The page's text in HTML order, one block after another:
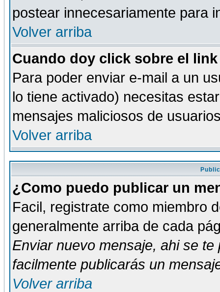
postear innecesariamente para
Volver arriba
Cuando doy click sobre el
Para poder enviar e-mail a un
lo tiene activado) necesitas
mensajes maliciosos de
Volver arriba
¿Como puedo publicar un
Facil, registrate como miembro
generalmente arriba de cada
Enviar nuevo mensaje, ahi se te
facilmente publicarás un
Volver arriba